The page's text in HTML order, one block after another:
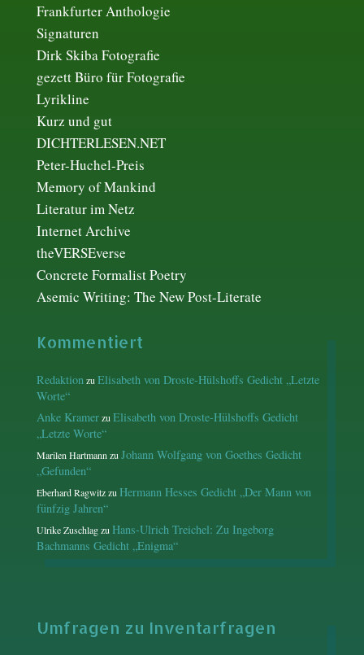
Frankfurter Anthologie
Signaturen
Dirk Skiba Fotografie
gezett Büro für Fotografie
Lyrikline
Kurz und gut
DICHTERLESEN.NET
Peter-Huchel-Preis
Memory of Mankind
Literatur im Netz
Internet Archive
theVERSEverse
Concrete Formalist Poetry
Asemic Writing: The New Post-Literate
Kommentiert
RedaktionzuElisabeth von Droste-Hülshoffs Gedicht „Letzte
Worte“
Anke KramerzuElisabeth von Droste-Hülshoffs Gedicht
„Letzte Worte“
Marilen HartmannzuJohann Wolfgang von Goethes Gedicht
„Gefunden“
Eberhard RagwitzzuHermann Hesses Gedicht „Der Mann von
fünfzig Jahren“
Ulrike ZuschlagzuHans-Ulrich Treichel: Zu Ingeborg
Bachmanns Gedicht „Enigma“
Umfragen zu Inventarfragen